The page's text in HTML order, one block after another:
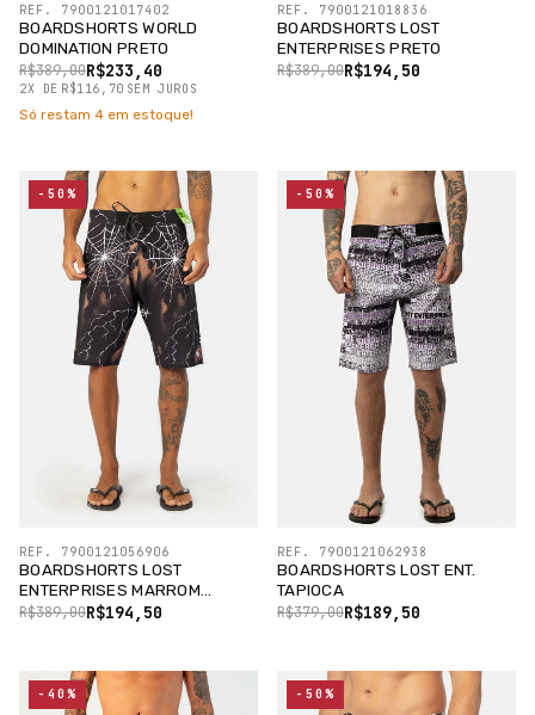
BOARDSHORTS WORLD
DOMINATION PRETO
R$233,40
R$389,00
2X DE R$116,70 SEM JUROS
REF. 7900121017402
Só restam 4 em estoque!
BOARDSHORTS LOST
ENTERPRISES PRETO
R$194,50
R$389,00
REF. 7900121018836
BOARDSHORTS LOST
ENTERPRISES MARROM
CHOCOLATR$194,50
R$389,00
REF. 7900121056906
-50%
BOARDSHORTS LOST ENT.
TAPIOCA
R$189,50
R$379,00
REF. 7900121062938
-50%
-40% -50%